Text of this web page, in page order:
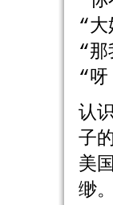
“大
“那
“呀
认
子
美
缈。